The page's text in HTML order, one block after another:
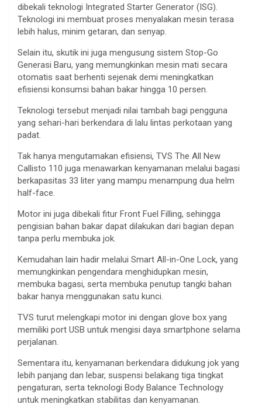
dibekali teknologi Integrated Starter Generator (ISG).
Teknologi ini membuat proses menyalakan mesin terasa
lebih halus, minim getaran, dan senyap.
Selain itu, skutik ini juga mengusung sistem Stop-Go
Generasi Baru, yang memungkinkan mesin mati secara
otomatis saat berhenti sejenak demi meningkatkan
efisiensi konsumsi bahan bakar hingga 10 persen.
Teknologi tersebut menjadi nilai tambah bagi pengguna
yang sehari-hari berkendara di lalu lintas perkotaan yang
padat.
Tak hanya mengutamakan efisiensi, TVS The All New
Callisto 110 juga menawarkan kenyamanan melalui bagasi
berkapasitas 33 liter yang mampu menampung dua helm
half-face.
Motor ini juga dibekali fitur Front Fuel Filling, sehingga
pengisian bahan bakar dapat dilakukan dari bagian depan
tanpa perlu membuka jok.
Kemudahan lain hadir melalui Smart All-in-One Lock, yang
memungkinkan pengendara menghidupkan mesin,
membuka bagasi, serta membuka penutup tangki bahan
bakar hanya menggunakan satu kunci.
TVS turut melengkapi motor ini dengan glove box yang
memiliki port USB untuk mengisi daya smartphone selama
perjalanan.
Sementara itu, kenyamanan berkendara didukung jok yang
lebih panjang dan lebar, suspensi belakang tiga tingkat
pengaturan, serta teknologi Body Balance Technology
untuk meningkatkan stabilitas dan kenyamanan.